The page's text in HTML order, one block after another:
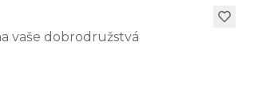
vaše dobrodružstvá